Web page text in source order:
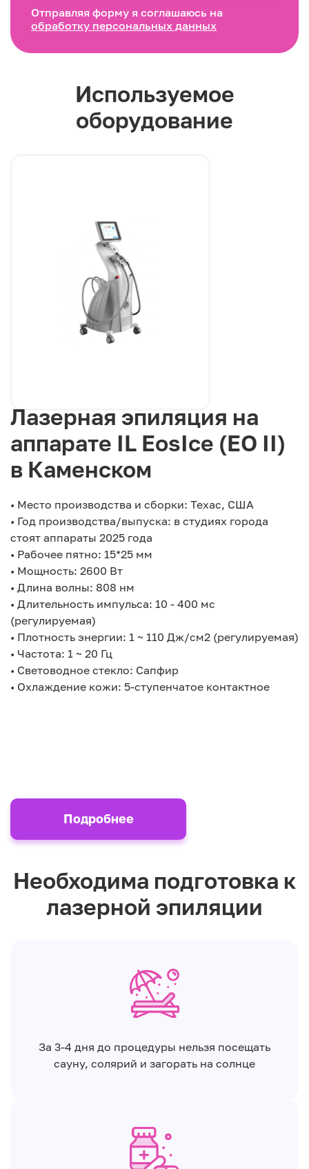
Отправляя форму я соглашаюсь на
обработку персональных данных
Используемое
оборудование
Лазерная эпиляция на
аппарате IL EosIce (EO II)
в Каменском
• Место производства и сборки: Техас, США
• Год производства/выпуска: в студиях города
стоят аппараты 2025 года
• Рабочее пятно: 15*25 мм
• Мощность: 2600 Вт
• Длина волны: 808 нм
• Длительность импульса: 10 - 400 мс
(регулируемая)
• Плотность энергии: 1 ~ 110 Дж/см2 (регулируемая)
• Частота: 1 ~ 20 Гц
• Световодное стекло: Сапфир
• Охлаждение кожи: 5-ступенчатое контактное
Подробнее
Необходима подготовка к
лазерной эпиляции
За 3-4 дня до процедуры нельзя посещать
сауну, солярий и загорать на солнце